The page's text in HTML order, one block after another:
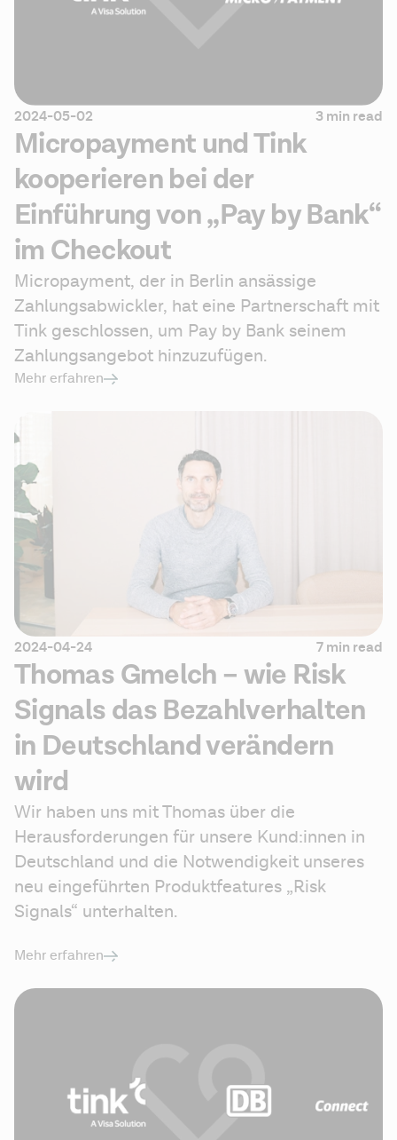
2024-05-02 3 min read
Micropayment und Tink
kooperieren bei der
Einführung von „Pay by Bank“
im Checkout
Micropayment, der in Berlin ansässige
Zahlungsabwickler, hat eine Partnerschaft mit
Tink geschlossen, um Pay by Bank seinem
Zahlungsangebot hinzuzufügen.
Mehr erfahren
2024-04-24 7 min read
Thomas Gmelch – wie Risk
Signals das Bezahlverhalten
in Deutschland verändern
wird
Wir haben uns mit Thomas über die
Herausforderungen für unsere Kund:innen in
Deutschland und die Notwendigkeit unseres
neu eingeführten Produktfeatures „Risk
Signals“ unterhalten.
Mehr erfahren